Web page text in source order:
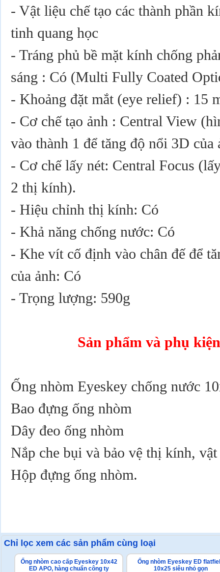
- Vật liệu chế tạo các thành phần
tinh quang học
- Tráng phủ bề mặt kính chống
sáng : Có (Multi Fully Coated
- Khoảng đặt mắt (eye relief) : 15
- Cơ chế tạo ảnh : Central View
vào thành 1 để tăng độ nổi 3D của
- Cơ chế lấy nét: Central Focus
2 thị kính).
- Hiệu chỉnh thị kính: Có
- Khả năng chống nước: Có
- Khe vít cố định vào chân đế để
của ảnh: Có
- Trọng lượng: 590g
Sản phẩm và phụ
Ống nhòm Eyeskey chống nước
Bao đựng ống nhòm
Dây đeo ống nhòm
Nắp che bụi và bảo vệ thị kính,
Hộp đựng ống nhòm.
Chỉ lọc xem các sản phẩm cùng loại
Ống nhòm cao cấp Eyeskey 10x42
ED APO, hàng chuẩn công ty
Ống nhòm Eyeskey ED
10x25 siêu nhỏ gọn